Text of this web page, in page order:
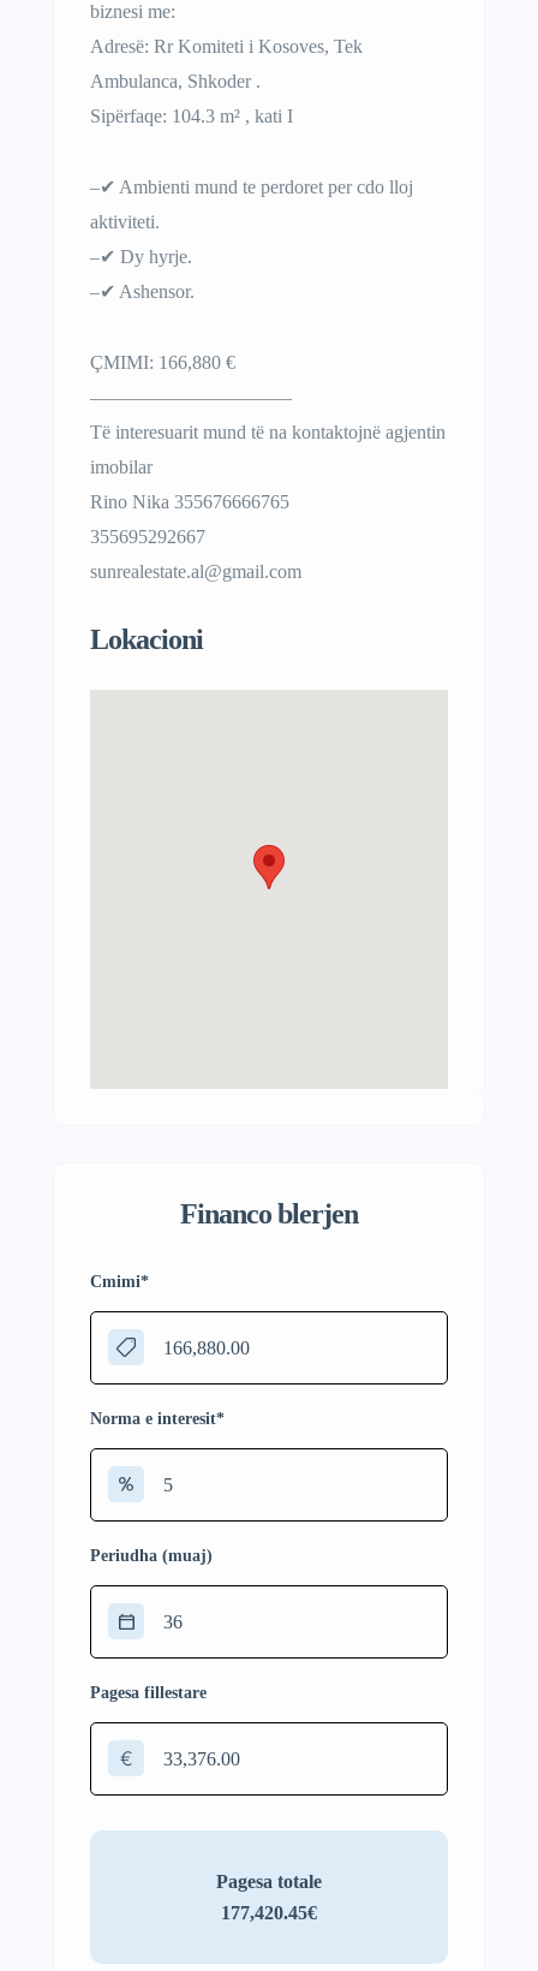
biznesi me:
Adresë: Rr Komiteti i Kosoves, Tek
Ambulanca, Shkoder .
Sipërfaqe: 104.3 m² , kati I
–✔ Ambienti mund te perdoret per cdo lloj
aktiviteti.
–✔ Dy hyrje.
–✔ Ashensor.
ÇMIMI: 166,880 €
——————————–
Të interesuarit mund të na kontaktojnë agjentin
imobilar
Rino Nika 355676666765
355695292667
sunrealestate.al@gmail.com
Lokacioni
Financo blerjen
Cmimi*
Norma e interesit*
Periudha (muaj)
Pagesa fillestare
€
Pagesa totale
177,420.45€